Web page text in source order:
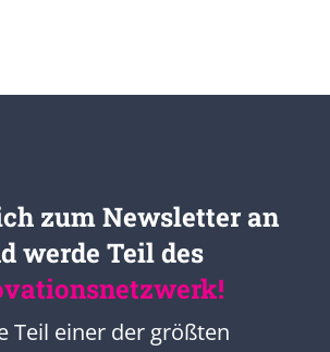
zum Newsletter an
werde Teil des
Teil einer der größten